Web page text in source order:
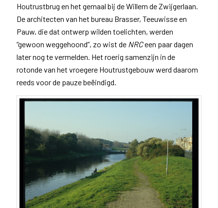
Houtrustbrug en het gemaal bij de Willem de Zwijgerlaan.
De architecten van het bureau Brasser, Teeuwisse en
Pauw, die dat ontwerp wilden toelichten, werden
“gewoon weggehoond”, zo wist de NRCeen paar dagen
later nog te vermelden. Het roerig samenzijn in de
rotonde van het vroegere Houtrustgebouw werd daarom
reeds voor de pauze beëindigd.